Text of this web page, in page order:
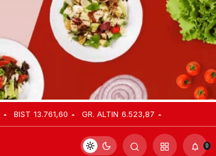
BIST 13.761,60 GR. ALTIN 6.523,87
0